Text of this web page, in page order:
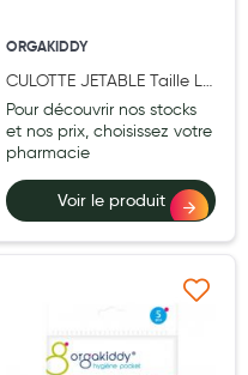
ORGAKIDDY
CULOTTE JETABLE Taille L -
Pochette de 4
Pour découvrir nos stocks
et nos prix, choisissez votre
pharmacie
Voir le produit
Ajouter à ma liste